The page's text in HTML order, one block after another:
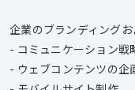
企業のブランディング
- コミュニケーション
- ウェブコンテンツの企